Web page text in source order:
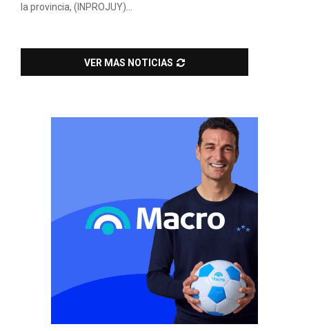
la provincia, (INPROJUY)...
VER MAS NOTICIAS